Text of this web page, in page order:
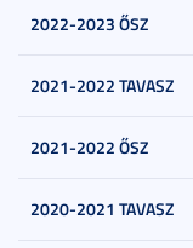
2022-2023 ŐSZ
2021-2022 TAVASZ
2021-2022 ŐSZ
2020-2021 TAVASZ